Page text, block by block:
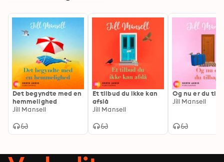
Det begyndte med en
hemmelighed
Jill Mansell
Et tilbud du ikke kan
afslå
Jill Mansell
Og nu er du
Jill Mansell